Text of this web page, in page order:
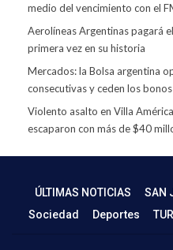
medio del vencimiento con el
Aerolíneas Argentinas pagará
primera vez en su historia
Mercados: la Bolsa argentina
consecutivas y ceden los
Violento asalto en Villa
escaparon con más de $40
ÚLTIMAS NOTICIAS SAN
Sociedad
Deportes